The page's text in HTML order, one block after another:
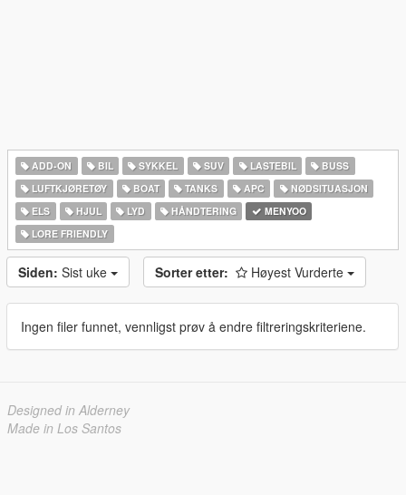
ADD-ON BIL SYKKEL SUV LASTEBIL
BUSS
LUFTKJØRETØY
BOAT TANKS APC
NØDSITUASJON
ELS
HJUL LYD HÅNDTERING
MENYOO
LORE FRIENDLY
Siden: Sist uke Sorter etter: Høyest Vurderte
Ingen filer funnet, vennligst prøv å endre filtreringskriteriene.
Designed in Alderney
Made in Los Santos